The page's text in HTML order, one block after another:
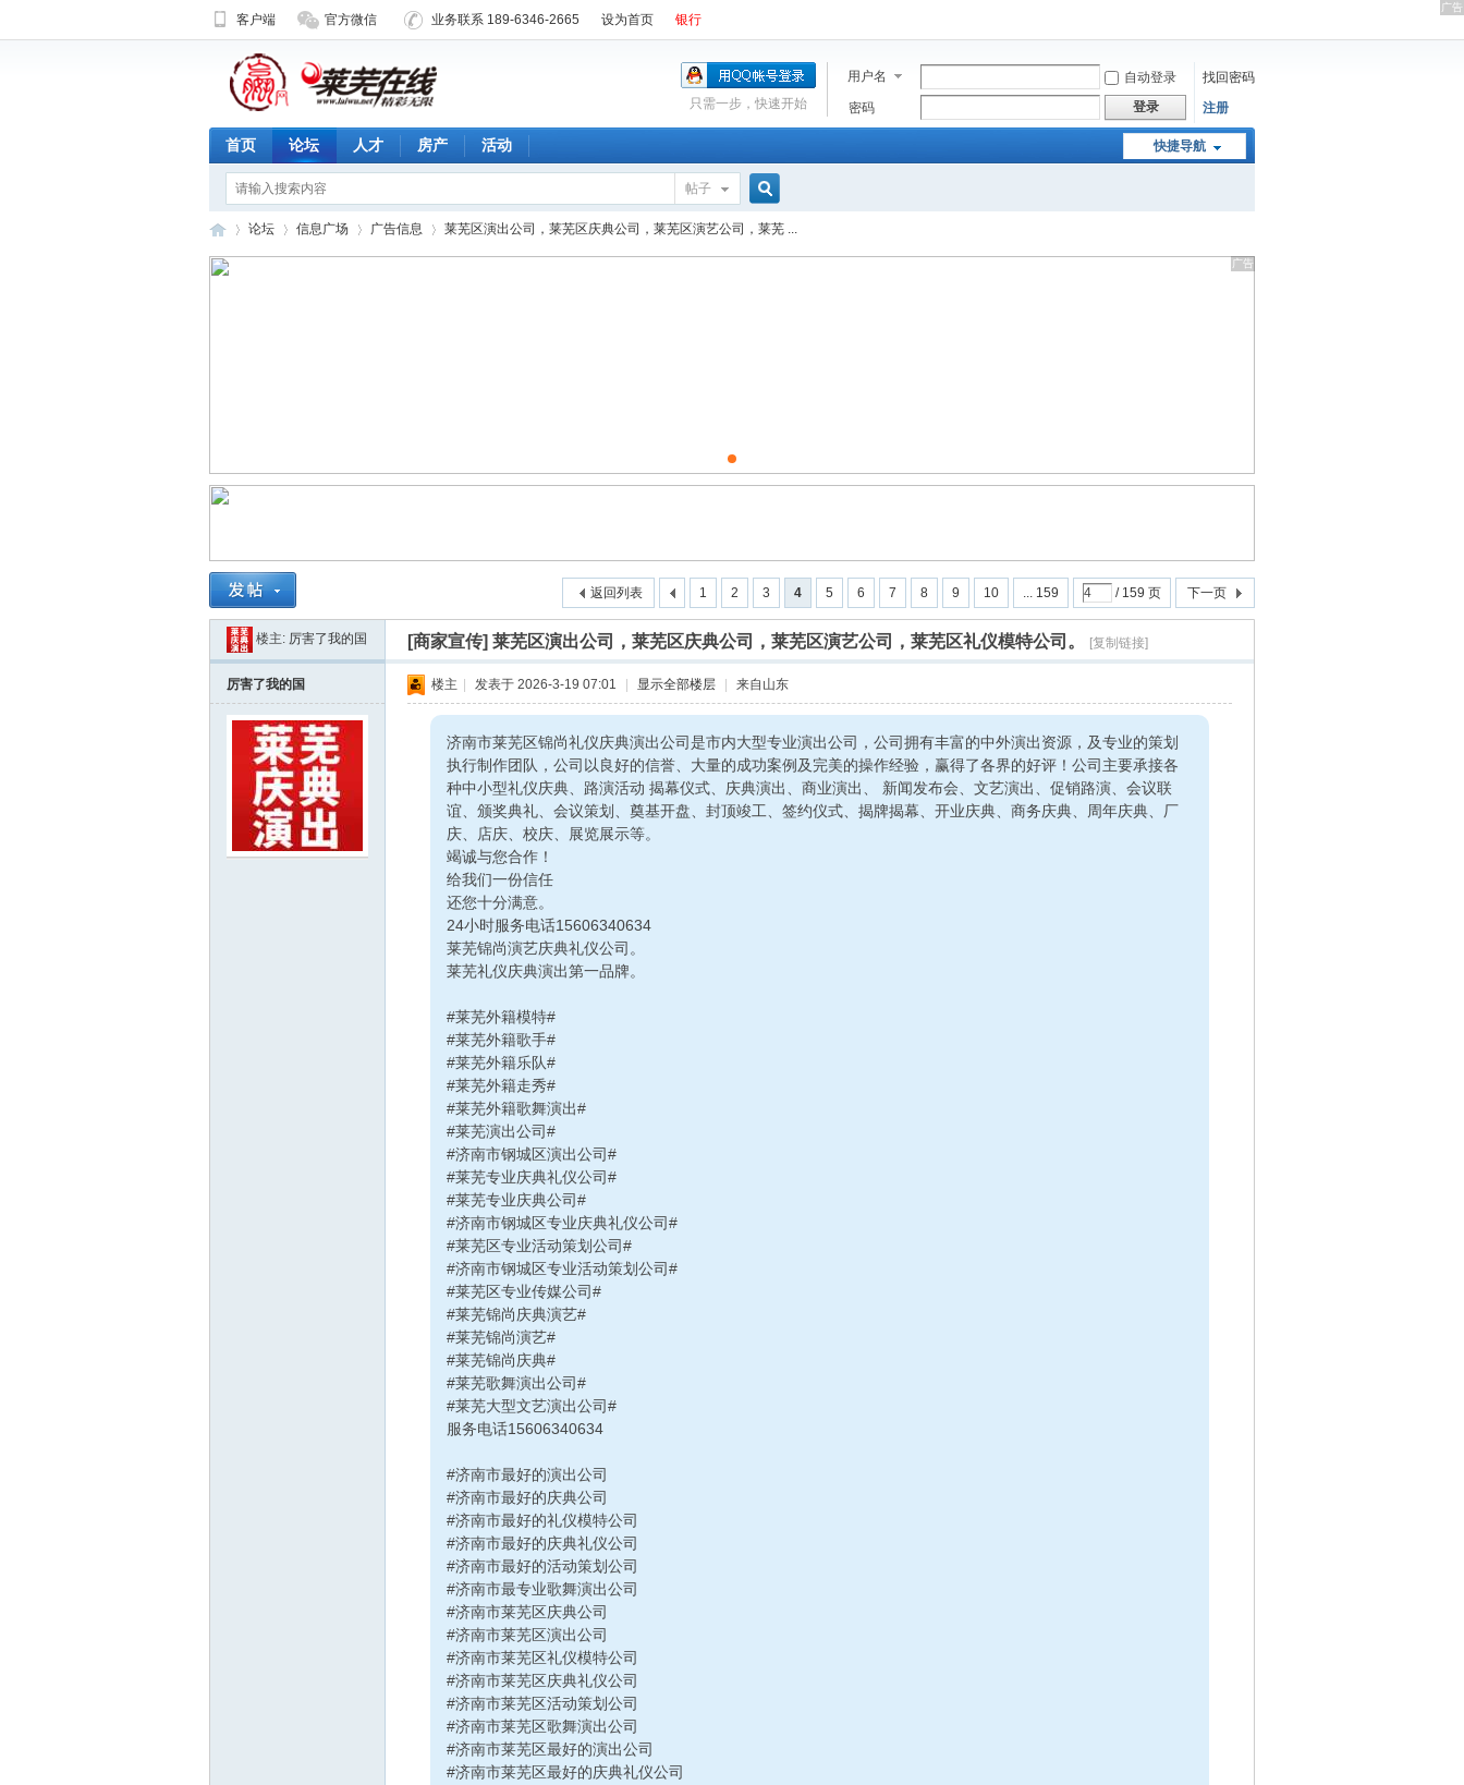
客户端 官方微信 业务联系 189-6346-2665 设为首页 银行
用户名 自动登录
找回密码
密码
登录 注册
只需一步，快速开始
快捷导航
首页 论坛 人才 房产 活动
帖子
搜
论坛 信息广场 广告信息 莱芜区演出公司，莱芜区庆典公司，莱芜区演艺公司，莱芜 ...
1 2 3 4 5 6 7 8 9 10 ... 159 / 159 页 下一页
返回列表
楼主: 厉害了我的国 [商家宣传] 莱芜区演出公司，莱芜区庆典公司，莱芜区演艺公司，莱芜区礼仪模特公司。 [复制链接]
厉害了我的国 楼主 发表于 2026-3-19 07:01 显示全部楼层 来自山东
济南市莱芜区锦尚礼仪庆典演出公司是市内大型专业演出公司，公司拥有丰富的中外演出资源，及专业的策划
执行制作团队，公司以良好的信誉、大量的成功案例及完美的操作经验，赢得了各界的好评！公司主要承接各
种中小型礼仪庆典、路演活动 揭幕仪式、庆典演出、商业演出、 新闻发布会、文艺演出、促销路演、会议联
谊、颁奖典礼、会议策划、奠基开盘、封顶竣工、签约仪式、揭牌揭幕、开业庆典、商务庆典、周年庆典、厂
庆、店庆、校庆、展览展示等。
竭诚与您合作！
给我们一份信任
还您十分满意。
24小时服务电话15606340634
莱芜锦尚演艺庆典礼仪公司。
莱芜礼仪庆典演出第一品牌。
#莱芜外籍模特#
#莱芜外籍歌手#
#莱芜外籍乐队#
#莱芜外籍走秀#
#莱芜外籍歌舞演出#
#莱芜演出公司#
#济南市钢城区演出公司#
#莱芜专业庆典礼仪公司#
#莱芜专业庆典公司#
#济南市钢城区专业庆典礼仪公司#
#莱芜区专业活动策划公司#
#济南市钢城区专业活动策划公司#
#莱芜区专业传媒公司#
#莱芜锦尚庆典演艺#
#莱芜锦尚演艺#
#莱芜锦尚庆典#
#莱芜歌舞演出公司#
#莱芜大型文艺演出公司#
服务电话15606340634
#济南市最好的演出公司
#济南市最好的庆典公司
#济南市最好的礼仪模特公司
#济南市最好的庆典礼仪公司
#济南市最好的活动策划公司
#济南市最专业歌舞演出公司
#济南市莱芜区庆典公司
#济南市莱芜区演出公司
#济南市莱芜区礼仪模特公司
#济南市莱芜区庆典礼仪公司
#济南市莱芜区活动策划公司
#济南市莱芜区歌舞演出公司
#济南市莱芜区最好的演出公司
#济南市莱芜区最好的庆典礼仪公司